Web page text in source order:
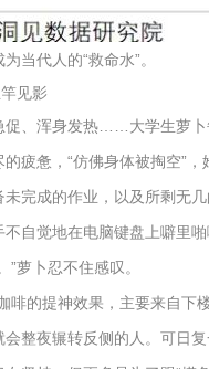
当代人的“救命水”。
见影
促、浑身发热……大学生萝
疲惫，“仿佛身体被掏空”，
完成的作业，以及所剩无
自觉地在电脑键盘上噼里
萝卜忍不住感叹。
啡的提神效果，主要来自下
整夜辗转反侧的人。可日